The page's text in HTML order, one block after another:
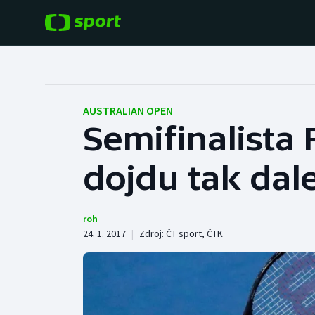
Hokej
Tenis
Cyklistika
Baseball a softbal
Basketbal
Boby a skeleton
AUSTRALIAN OPEN
Semifinalista
dojdu tak
roh
24. 1. 2017 | Zdroj: ČT sport, ČTK